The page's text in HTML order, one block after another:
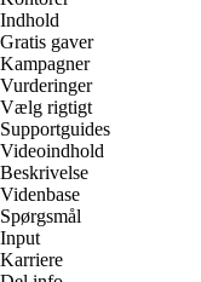
Indhold
Gratis gaver
Kampagner
Vurderinger
Vælg rigtigt
Supportguides
Videoindhold
Beskrivelse
Videnbase
Spørgsmål
Input
Karriere